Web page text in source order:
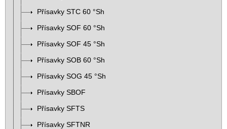
Přísavky STC 60 °Sh
Přísavky SOF 60 °Sh
Přísavky SOF 45 °Sh
Přísavky SOB 60 °Sh
Přísavky SOG 45 °Sh
Přísavky SBOF
Přísavky SFTS
Přísavky SFTNR